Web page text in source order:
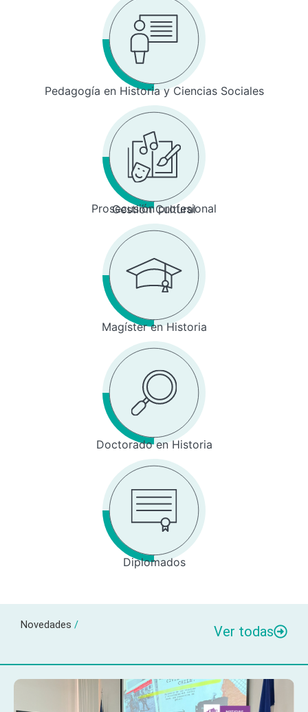
Pedagogía en Historia y Ciencias Sociales
Prosecusión profesional
Gestión Cultural
Magíster en Historia
Doctorado en Historia
Diplomados
Novedades / Ver todas